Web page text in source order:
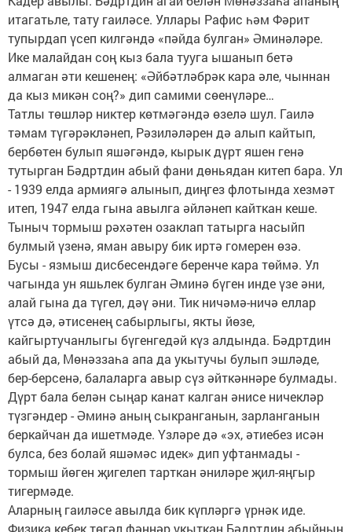
итагатьле, тату гаиләсе. Уллары Рафис һәм Фәрит
тупырдап үсеп килгәндә «пәйда булган» Әминәләре.
Ике малайдан соң кыз бала тууга ышанып бетә
алмаган әти кешенең: «Әйбәтләбрәк кара әле, чыннан
да кыз микән соң?» дип самими сөенүләре…
Татлы төшләр никтер көтмәгәндә өзелә шул. Гаилә
тәмам түгәрәкләнеп, Рәзиләләрен дә алып кайтып,
бербөтен булып яшәгәндә, кырык дүрт яшен генә
тутырган Бәдртдин абый фани дөньядан китеп бара. Ул
- 1939 елда армиягә алынып, диңгез флотында хезмәт
итеп, 1947 елда гына авылга әйләнеп кайткан кеше.
Тыныч тормыш рәхәтен озаклап татырга насыйп
булмый үзенә, яман авыру бик иртә гомерен өзә.
Бусы - язмыш дисбесендәге беренче кара төймә. Ул
чагында ун яшьлек булган Әминә бүген инде үзе әни,
алай гына да түгел, дәү әни. Тик ничәмә-ничә еллар
үтсә дә, әтисенең сабырлыгы, якты йөзе,
кайгыртучанлыгы бүгенгедәй күз алдында. Бәдртдин
абый да, Мөнәззаһа апа да укытучы булып эшләде,
бер-берсенә, балаларга авыр сүз әйткәннәре булмады.
Дүрт бала белән сыңар канат калган әнисе ничекләр
түзгәндер - Әминә аның сыкранганын, зарланганын
беркайчан да ишетмәде. Үзләре дә «эх, әтиебез исән
булса, без болай яшәмәс идек» дип уфтанмады -
тормыш йөген җигелеп тарткан әниләре җил-яңгыр
тигермәде.
Аларның гаиләсе авылда бик күпләргә үрнәк иде.
Физика кебек төгәл фәннәр укыткан Бәдртдин абыйның